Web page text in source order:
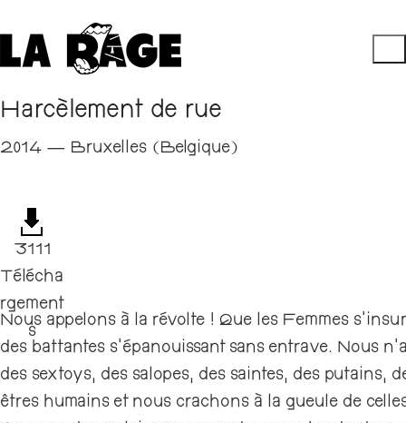
Harcèlement de rue
2014 — Bruxelles (Belgique)
3111
Télécha
rgement
s
Nous appelons à la révolte ! Que les Femmes
des battantes s’épanouissant sans entrave. Nous
des sextoys, des salopes, des saintes, des putains,
êtres humains et nous crachons à la gueule de